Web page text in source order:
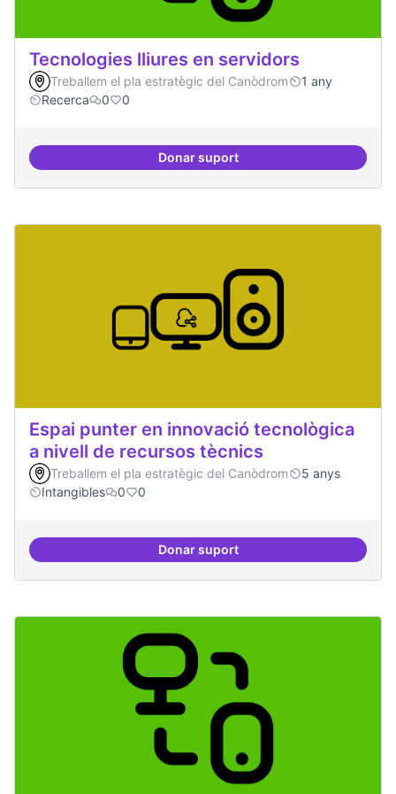
Tecnologies lliures en servidors
Treballem el pla estratègic del Canòdrom
1 any
Recerca
0 0
Donar suportTecnologies lliures en servidors
Espai punter en innovació tecnològica
a nivell de recursos tècnics
Treballem el pla estratègic del Canòdrom
5 anys
Intangibles
0 0
Donar suportEspai punter en innovació